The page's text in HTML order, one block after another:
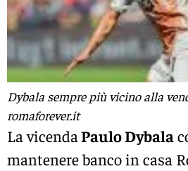
Dybala sempre più vicino alla
romaforever.it
La vicendaPaulo Dybala
mantenere banco in casa